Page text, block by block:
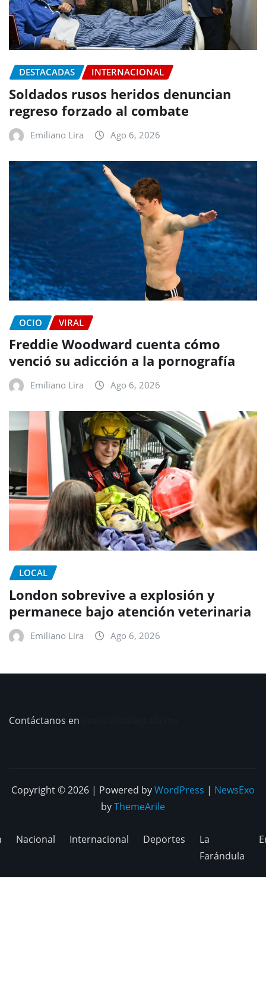
DESTACADAS INTERNACIONAL
Soldados rusos heridos denuncian
regreso forzado al combate
Emiliano Lira Ago 6, 2026
OCIO VIRAL
Freddie Woodward cuenta cómo
venció su adicción a la pornografía
Emiliano Lira Ago 6, 2026
LOCAL
London sobrevive a explosión y
permanece bajo atención veterinaria
Emiliano Lira Ago 6, 2026
Contáctanos en
Copyright © 2026 | Powered byWordPress | NewsExo
byThemeArile
Nacional Internacional Deportes
La
Farándula